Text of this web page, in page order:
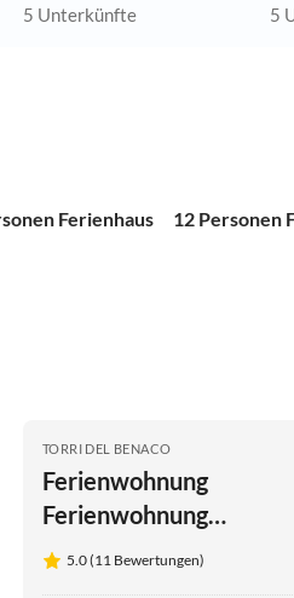
5 Unterkünfte 5
Ferienhaus 12 Personen
TORRI DEL BENACO
Ferienwohnung
Ferienwohnung
Residenza Torri -
5.0 (11 Bewertungen)